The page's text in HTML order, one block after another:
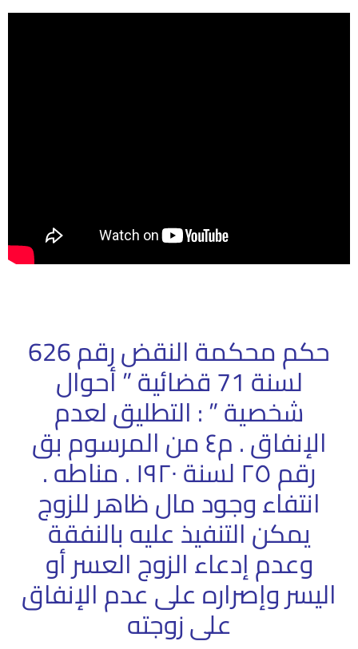
حكم محكمة النقض رقم 626
لسنة 71 قضائية ” أحوال
شخصية ” : التطليق لعدم
الإنفاق . م٤ من المرسوم بق
رقم ٢٥ لسنة ١٩٢٠ . مناطه .
انتفاء وجود مال ظاهر للزوج
يمكن التنفيذ عليه بالنفقة
وعدم إدعاء الزوج العسر أو
اليسر وإصراره على عدم الإنفاق
على زوجته